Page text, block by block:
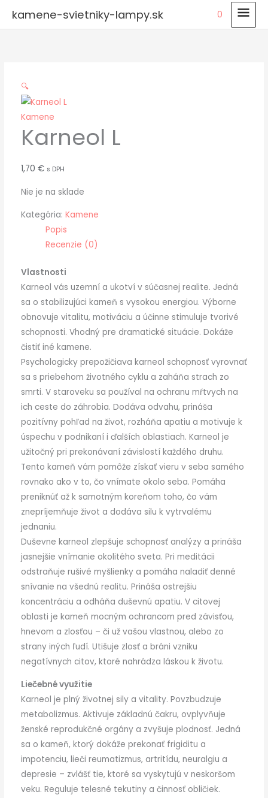
kamene-svietniky-lampy.sk 0
🔍
Kamene
Karneol L
1,70 € s DPH
Nie je na sklade
Kategória: Kamene
Popis
Recenzie (0)
Vlastnosti
Karneol vás uzemní a ukotví v súčasnej realite. Jedná
sa o stabilizujúci kameň s vysokou energiou. Výborne
obnovuje vitalitu, motiváciu a účinne stimuluje tvorivé
schopnosti. Vhodný pre dramatické situácie. Dokáže
čistiť iné kamene.
Psychologicky prepožičiava karneol schopnosť vyrovnať
sa s priebehom životného cyklu a zaháňa strach zo
smrti. V staroveku sa používal na ochranu mŕtvych na
ich ceste do záhrobia. Dodáva odvahu, prináša
pozitívny pohľad na život, rozháňa apatiu a motivuje k
úspechu v podnikaní i ďalších oblastiach. Karneol je
užitočný pri prekonávaní závislostí každého druhu.
Tento kameň vám pomôže získať vieru v seba samého
rovnako ako v to, čo vnímate okolo seba. Pomáha
preniknúť až k samotným koreňom toho, čo vám
znepríjemňuje život a dodáva silu k vytrvalému
jednaniu.
Duševne karneol zlepšuje schopnosť analýzy a prináša
jasnejšie vnímanie okolitého sveta. Pri meditácii
odstraňuje rušivé myšlienky a pomáha naladiť denné
snívanie na všednú realitu. Prináša ostrejšiu
koncentráciu a odháňa duševnú apatiu. V citovej
oblasti je kameň mocným ochrancom pred závisťou,
hnevom a zlosťou – či už vašou vlastnou, alebo zo
strany iných ľudí. Utišuje zlosť a bráni vzniku
negatívnych citov, ktoré nahrádza láskou k životu.
Liečebné využitie
Karneol je plný životnej sily a vitality. Povzbudzuje
metabolizmus. Aktivuje základnú čakru, ovplyvňuje
ženské reprodukčné orgány a zvyšuje plodnosť. Jedná
sa o kameň, ktorý dokáže prekonať frigiditu a
impotenciu, lieči reumatizmus, artritídu, neuralgiu a
depresie – zvlášť tie, ktoré sa vyskytujú v neskoršom
veku. Reguluje telesné tekutiny a činnosť obličiek.